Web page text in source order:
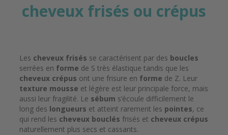
cheveux frisés ou crépus
Les cheveux frisés se caractérisent par des boucles
serrées en forme de S très élastique tandis que les
cheveux crépus ont une frisure en forme de Z. Leur
texture mousse et légère est leur principale force, mais
aussi leur fragilité. Le sébum s’écoule difficilement le
long des longueurs et atteint rarement les pointes, ce
qui rend les cheveux bouclés frisés et cheveux crépus
naturellement plus secs et cassants.